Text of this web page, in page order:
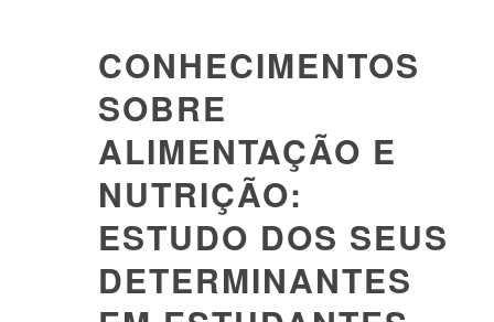
CONHECIMENTOS
SOBRE
ALIMENTAÇÃO E
NUTRIÇÃO:
ESTUDO DOS SEUS
DETERMINANTES